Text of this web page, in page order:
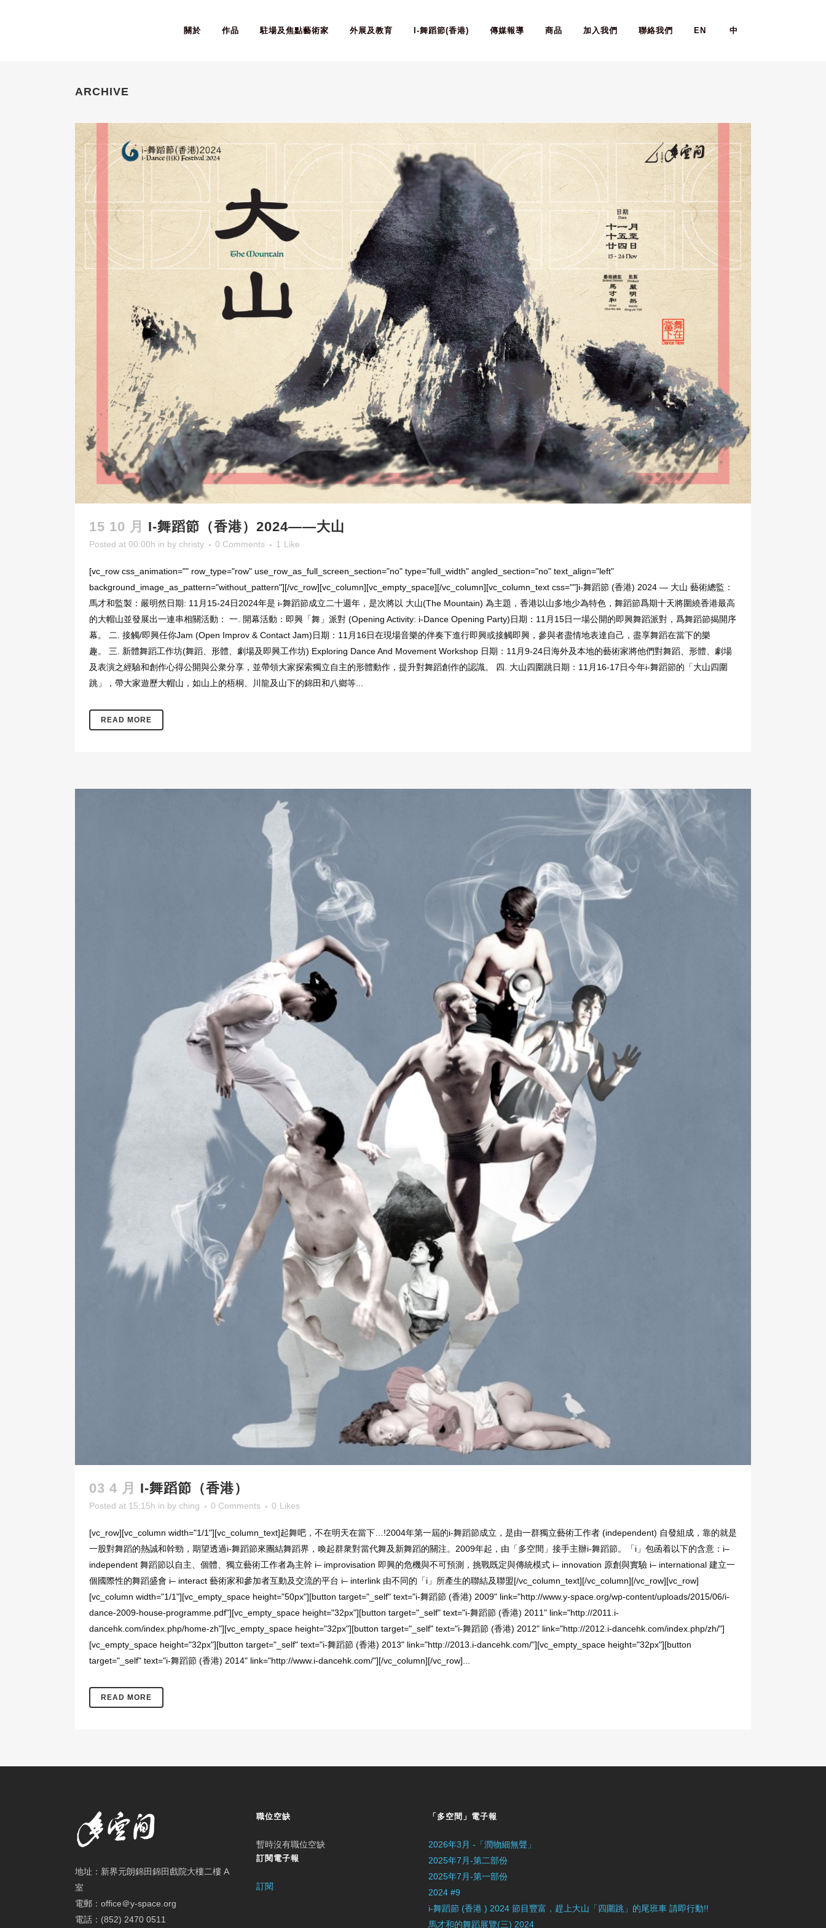
關於 作品 駐場及焦點藝術家 外展及教育 I-舞蹈節(香港) 傳媒報導 商品 加入我們 聯絡我們 EN 中
ARCHIVE
15 10 月 I-舞蹈節（香港）2024——大山
Posted at 00:00h in by christy 0 Comments 1 Like
[vc_row css_animation="" row_type="row" use_row_as_full_screen_section="no" type="full_width" angled_section="no" text_align="left"
background_image_as_pattern="without_pattern"][/vc_row][vc_column][vc_empty_space][/vc_column][vc_column_text css=""]i-舞蹈節 (香港) 2024 — 大山 藝術總監：
馬才和監製：嚴明然日期: 11月15-24日2024年是 i-舞蹈節成立二十週年，是次將以 大山(The Mountain) 為主題，香港以山多地少為特色，舞蹈節爲期十天將圍繞香港最高
的大帽山並發展出一連串相關活動： 一. 開幕活動：即興「舞」派對 (Opening Activity: i-Dance Opening Party)日期：11月15日一場公開的即興舞蹈派對，爲舞蹈節揭開序
幕。 二. 接觸/即興任你Jam (Open Improv & Contact Jam)日期：11月16日在現場音樂的伴奏下進行即興或接觸即興，參與者盡情地表達自己，盡享舞蹈在當下的樂
趣。 三. 新體舞蹈工作坊(舞蹈、形體、劇場及即興工作坊) Exploring Dance And Movement Workshop 日期：11月9-24日海外及本地的藝術家將他們對舞蹈、形體、劇場
及表演之經驗和創作心得公開與公衆分享，並帶領大家探索獨立自主的形體動作，提升對舞蹈創作的認識。 四. 大山四圍跳日期：11月16-17日今年i-舞蹈節的「大山四圍
跳」，帶大家遊歷大帽山，如山上的梧桐、川龍及山下的錦田和八鄉等...
READ MORE
03 4 月 I-舞蹈節（香港）
Posted at 15:15h in by ching 0 Comments 0 Likes
[vc_row][vc_column width="1/1"][vc_column_text]起舞吧，不在明天在當下…!2004年第一屆的i-舞蹈節成立，是由一群獨立藝術工作者 (independent) 自發組成，靠的就是
一股對舞蹈的熱誠和幹勁，期望透過i-舞蹈節來團結舞蹈界，喚起群衆對當代舞及新舞蹈的關注。2009年起，由「多空間」接手主辦i-舞蹈節。「i」包函着以下的含意：i–
inde­pen­dent 舞蹈節以自主、個體、獨立藝術工作者為主幹 i– impro­vi­sa­tion 即興的危機與不可預測，挑戰既定與傳統模式 i– inno­va­tion 原創與實驗 i– inter­na­tional 建立一
個國際性的舞蹈盛會 i– inter­act 藝術家和參加者互動及交流的平台 i– inter­link 由不同的「i」所產生的聯結及聯盟[/vc_column_text][/vc_column][/vc_row][vc_row]
[vc_column width="1/1"][vc_empty_space height="50px"][button target="_self" text="i-舞蹈節 (香港) 2009" link="http://www.y-space.org/wp-content/uploads/2015/06/i-
dance-2009-house-programme.pdf"][vc_empty_space height="32px"][button target="_self" text="i-舞蹈節 (香港) 2011" link="http://2011.i-
dancehk.com/index.php/home-zh"][vc_empty_space height="32px"][button target="_self" text="i-舞蹈節 (香港) 2012" link="http://2012.i-dancehk.com/index.php/zh/"]
[vc_empty_space height="32px"][button target="_self" text="i-舞蹈節 (香港) 2013" link="http://2013.i-dancehk.com/"][vc_empty_space height="32px"][button
target="_self" text="i-舞蹈節 (香港) 2014" link="http://www.i-dancehk.com/"][/vc_column][/vc_row]...
READ MORE
地址：新界元朗錦田錦田戲院大樓二樓 A
室
電郵：office＠y-space.org
電話：(852) 2470 0511
職位空缺
暫時沒有職位空缺
訂閱電子報
訂閱
「多空間」電子報
2026年3月 -「潤物細無聲」
2025年7月-第二部份
2025年7月-第一部份
2024 #9
i-舞蹈節 (香港 ) 2024 節目豐富，趕上大山「四圍跳」的尾班車 請即行動!!
馬才和的舞蹈展覽(三) 2024